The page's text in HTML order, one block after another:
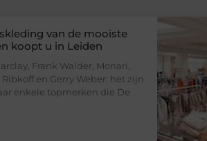
van de mooiste
koopt u in Leiden
Frank Walder, Monari,
en Gerry Weber: het zijn
enkele topmerken die De